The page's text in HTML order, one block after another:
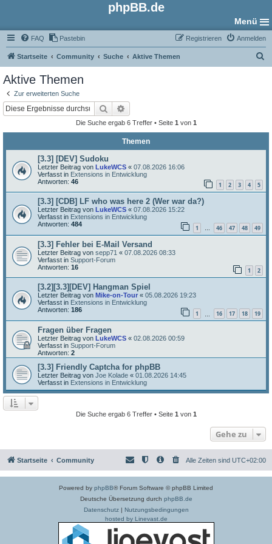
phpBB.de
Menü
FAQ Pastebin Anmelden
Registrieren
Startseite Community Suche Aktive Themen
Aktive Themen
Zur erweiterten Suche
Suche
Die Suche ergab 6 Treffer • Seite 1 von 1
Themen
[3.3] [DEV] Sudoku
Letzter Beitrag von LukeWCS « 07.08.2026 16:06
Verfasst in Extensions in Entwicklung
Antworten: 46 1 2 3 4 5
[3.3] [CDB] LF who was here 2 (Wer war da?)
Letzter Beitrag von LukeWCS « 07.08.2026 15:22
Verfasst in Extensions in Entwicklung
Antworten: 484 1 … 46 47 48 49
[3.3] Fehler bei E-Mail Versand
Letzter Beitrag von sepp71 « 07.08.2026 08:33
Verfasst in Support-Forum
Antworten: 16 1 2
[3.2][3.3][DEV] Hangman Spiel
Letzter Beitrag von Mike-on-Tour « 05.08.2026 19:23
Verfasst in Extensions in Entwicklung
Antworten: 186 1 16 17 18 19
Fragen über Fragen
Letzter Beitrag von LukeWCS « 02.08.2026 00:59
Verfasst in Support-Forum
Antworten: 2
[3.3] Friendly Captcha for phpBB
Letzter Beitrag von Joe Kolade « 01.08.2026 14:45
Verfasst in Extensions in Entwicklung
Die Suche ergab 6 Treffer • Seite 1 von 1
Gehe zu
Startseite Community Alle Zeiten sind UTC+02:00
Powered by phpBB® Forum Software © phpBB Limited
Deutsche Übersetzung durch phpBB.de
Datenschutz| Nutzungsbedingungen
hosted by Linevast.de